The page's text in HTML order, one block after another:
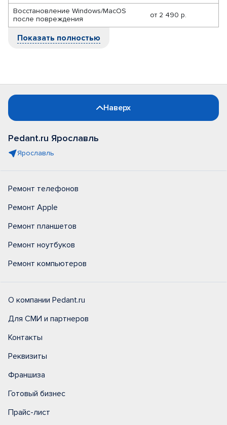
Восстановление Windows/MacOS
после повреждения
от 2 490 р.
Показать полностью
Наверх
Pedant.ru Ярославль
Ярославль
Ремонт телефонов
Ремонт Apple
Ремонт планшетов
Ремонт ноутбуков
Ремонт компьютеров
О компании Pedant.ru
Для СМИ и партнеров
Контакты
Реквизиты
Франшиза
Готовый бизнес
Прайс-лист